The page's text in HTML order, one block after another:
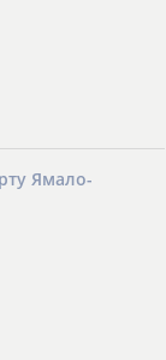
Ямало-